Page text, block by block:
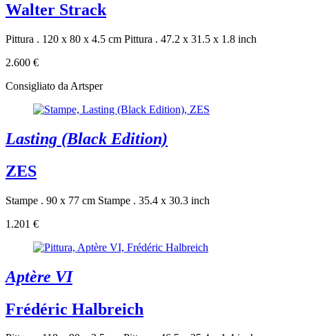
Walter Strack
Pittura . 120 x 80 x 4.5 cm Pittura . 47.2 x 31.5 x 1.8 inch
2.600 €
Consigliato da Artsper
Lasting (Black Edition)
ZES
Stampe . 90 x 77 cm Stampe . 35.4 x 30.3 inch
1.201 €
Aptère VI
Frédéric Halbreich